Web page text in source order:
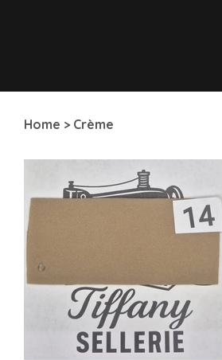
Home > Crème